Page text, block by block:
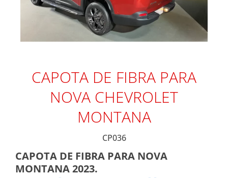
CAPOTA DE FIBRA PARA
NOVA CHEVROLET
MONTANA
CP036
CAPOTA DE FIBRA PARA NOVA
MONTANA 2023.